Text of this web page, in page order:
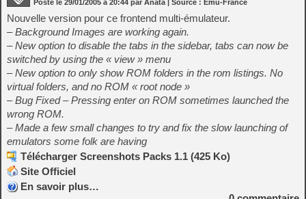
Posté le 29/01/2005 à 20:44 par Anata | Source : Emu-France
Nouvelle version pour ce frontend multi-émulateur.
– Background Images are working again.
– New option to disable the tabs in the sidebar, tabs can now be
switched by using the « view » menu
– New option to only show ROM folders in the rom listings. No
virtual folders, and no ROM « root node »
– Bug Fixed – Pressing enter on ROM sometimes launched the
wrong ROM.
– Made a few small changes to try and fix the slow launching of
emulators some folk are having
Télécharger Screenshots Packs 1.1 (425 Ko)
Site Officiel
En savoir plus…